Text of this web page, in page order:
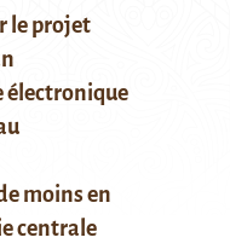
le projet
électronique
moins en
centrale